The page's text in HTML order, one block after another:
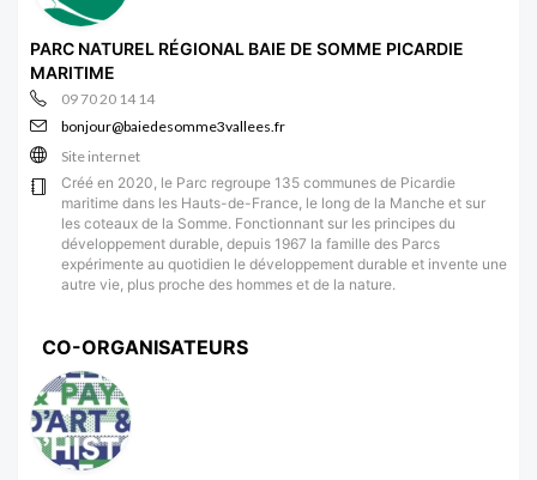
PARC NATUREL RÉGIONAL BAIE DE SOMME PICARDIE
MARITIME
09 70 20 14 14
bonjour@baiedesomme3vallees.fr
Site internet
Créé en 2020, le Parc regroupe 135 communes de Picardie
maritime dans les Hauts-de-France, le long de la Manche et sur
les coteaux de la Somme. Fonctionnant sur les principes du
développement durable, depuis 1967 la famille des Parcs
expérimente au quotidien le développement durable et invente une
autre vie, plus proche des hommes et de la nature.
CO-ORGANISATEURS